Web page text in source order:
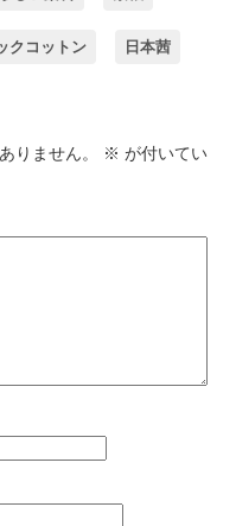
クコットン 日本茜
りません。 ※ が付いてい